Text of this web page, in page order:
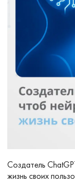
Создатель
жизнь своих